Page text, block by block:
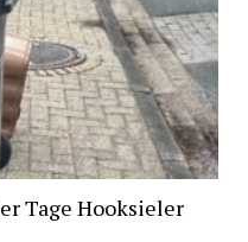
Tage Hooksieler